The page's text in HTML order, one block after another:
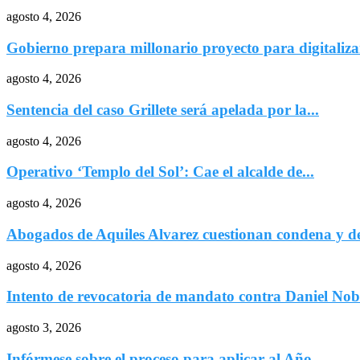
agosto 4, 2026
Gobierno prepara millonario proyecto para
agosto 4, 2026
Sentencia del caso Grillete será apelada por la...
agosto 4, 2026
Operativo ‘Templo del Sol’: Cae el alcalde de...
agosto 4, 2026
Abogados de Aquiles Alvarez cuestionan condena y
agosto 4, 2026
Intento de revocatoria de mandato contra Daniel
agosto 3, 2026